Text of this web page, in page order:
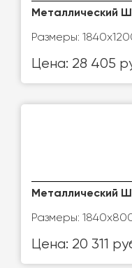
Металлический
Размеры:
Цена: 28 405
Металлический
Размеры:
Цена: 20 311